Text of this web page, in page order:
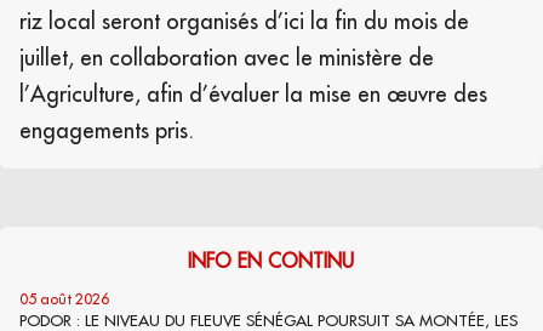
riz local seront organisés d’ici la fin du mois de
juillet, en collaboration avec le ministère de
l’Agriculture, afin d’évaluer la mise en œuvre des
engagements pris.
INFO EN CONTINU
05 août 2026
PODOR : LE NIVEAU DU FLEUVE SÉNÉGAL POURSUIT SA MONTÉE, LES